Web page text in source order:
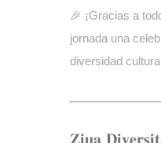
🎉 ¡Gracias a
jornada una
diversidad
𝐙𝐢𝐮𝐚